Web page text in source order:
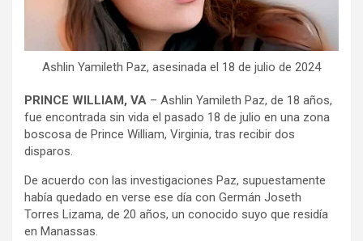
Ashlin Yamileth Paz, asesinada el 18 de julio de 2024
PRINCE WILLIAM, VA – Ashlin Yamileth Paz, de 18 años,
fue encontrada sin vida el pasado 18 de julio en una zona
boscosa de Prince William, Virginia, tras recibir dos
disparos.
De acuerdo con las investigaciones Paz, supuestamente
había quedado en verse ese día con Germán Joseth
Torres Lizama, de 20 años, un conocido suyo que residía
en Manassas.